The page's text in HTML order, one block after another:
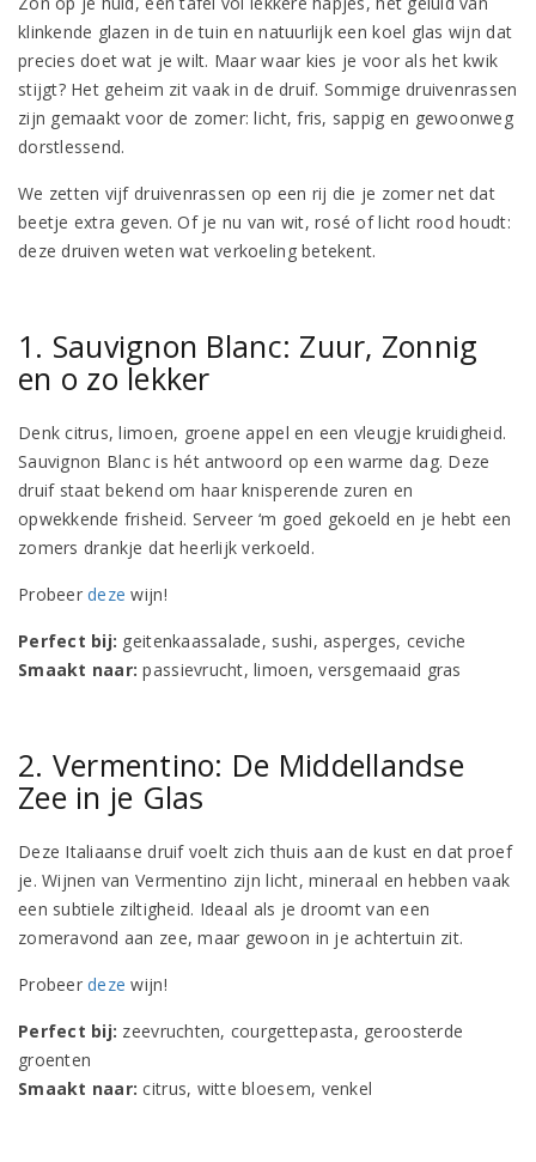
klinkende glazen in de tuin en natuurlijk een koel glas wijn dat
precies doet wat je wilt. Maar waar kies je voor als het kwik
stijgt? Het geheim zit vaak in de druif. Sommige druivenrassen
zijn gemaakt voor de zomer: licht, fris, sappig en gewoonweg
dorstlessend.
We zetten vijf druivenrassen op een rij die je zomer net dat
beetje extra geven. Of je nu van wit, rosé of licht rood houdt:
deze druiven weten wat verkoeling betekent.
1. Sauvignon Blanc: Zuur, Zonnig
en o zo lekker
Denk citrus, limoen, groene appel en een vleugje kruidigheid.
Sauvignon Blanc is hét antwoord op een warme dag. Deze
druif staat bekend om haar knisperende zuren en
opwekkende frisheid. Serveer ‘m goed gekoeld en je hebt een
zomers drankje dat heerlijk verkoeld.
Probeerdeze wijn!
Perfect bij: geitenkaassalade, sushi, asperges, ceviche
Smaakt naar: passievrucht, limoen, versgemaaid gras
2. Vermentino: De Middellandse
Zee in je Glas
Deze Italiaanse druif voelt zich thuis aan de kust en dat proef
je. Wijnen van Vermentino zijn licht, mineraal en hebben vaak
een subtiele ziltigheid. Ideaal als je droomt van een
zomeravond aan zee, maar gewoon in je achtertuin zit.
Probeerdeze wijn!
Perfect bij: zeevruchten, courgettepasta, geroosterde
groenten
Smaakt naar: citrus, witte bloesem, venkel